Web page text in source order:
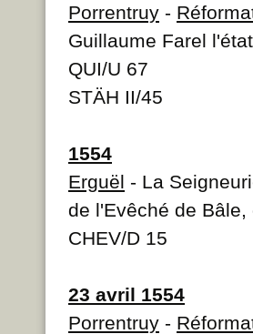
Porrentruy -
Guillaume Farel
QUI/U 67
STÄH II/45
1554
Erguël - La
de l'Evêché de
CHEV/D 15
23 avril 1554
Porrentruy -